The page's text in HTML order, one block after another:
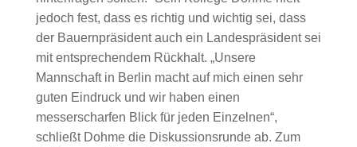
jedoch fest, dass es richtig und wichtig sei, dass
der Bauernpräsident auch ein Landespräsident sei
mit entsprechendem Rückhalt. „Unsere
Mannschaft in Berlin macht auf mich einen sehr
guten Eindruck und wir haben einen
messerscharfen Blick für jeden Einzelnen“,
schließt Dohme die Diskussionsrunde ab. Zum